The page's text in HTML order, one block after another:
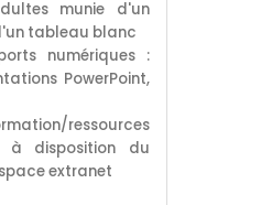
munie d'un
tableau blanc
numériques :
PowerPoint,
ressources
à disposition du
extranet